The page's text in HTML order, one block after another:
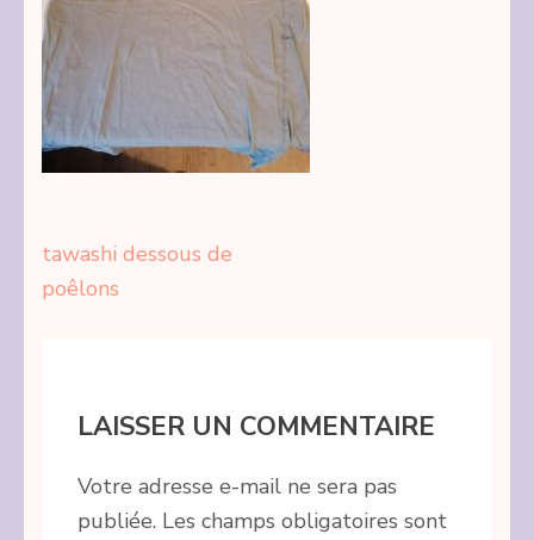
Navigation
de
tawashi dessous de
poêlons
LAISSER UN COMMENTAIRE
Votre adresse e-mail ne sera pas
publiée. Les champs obligatoires sont